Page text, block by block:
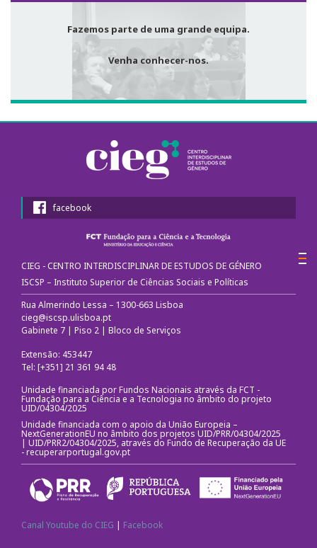
Fazemos parte de uma grande equipa.
Venha conhecer-nos.
facebook
CIEG - CENTRO INTERDISCIPLINAR DE ESTUDOS DE GÉNERO
ISCSP – Instituto Superior de Ciências Sociais e Políticas
Rua Almerindo Lessa – 1300-663 Lisboa
cieg@iscsp.ulisboa.pt
Gabinete 7 | Piso 2 | Bloco de Serviços
Extensão: 453447
Tel: [+351] 21 361 94 48
Unidade financiada por Fundos Nacionais através da FCT -
Fundação para a Ciência e a Tecnologia no âmbito do projeto
UID/04304/2025
Unidade financiada com o apoio da União Europeia –
NextGenerationEU no âmbito dos projetos UID/PRR/04304/2025
| UID/PRR2/04304/2025, através do Fundo de Recuperação da UE
-recuperarportugal.gov.pt
Canal Youtube do CIEG | Facebook